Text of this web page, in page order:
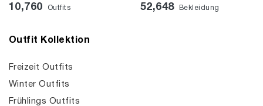
10,760 Outfits 52,648 Bekleidung
Outfit Kollektion
Freizeit Outfits
Winter Outfits
Frühlings Outfits